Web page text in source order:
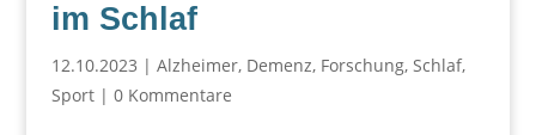
im Schlaf
12.10.2023 | Alzheimer, Demenz, Forschung, Schlaf,
Sport| 0 Kommentare